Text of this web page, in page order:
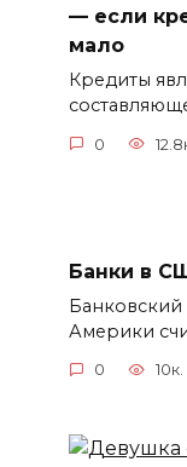
— если
мало
Кредиты
0
Банки в
Америки
0 10к.